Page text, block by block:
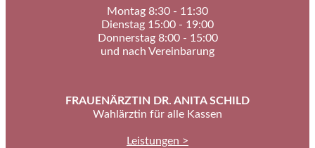
Montag 8:30 - 11:30
Dienstag 15:00 - 19:00
Donnerstag 8:00 - 15:00
und nach Vereinbarung
FRAUENÄRZTIN DR. ANITA SCHILD
Wahlärztin für alle Kassen
Leistungen >